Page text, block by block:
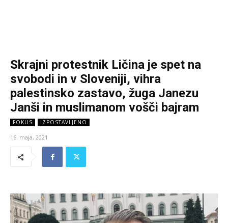
Skrajni protestnik Ličina je spet na
svobodi in v Sloveniji, vihra
palestinsko zastavo, žuga Janezu
Janši in muslimanom vošči bajram
FOKUS IZPOSTAVLJENO
16. maja, 2021